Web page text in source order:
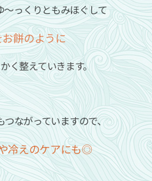
～っくりともみほぐして
お餅のように
く整えていきます。
つながっていますので、
冷えのケアにも◎